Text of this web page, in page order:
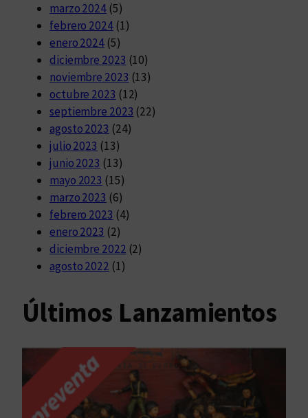
marzo 2024 (5)
febrero 2024(1)
enero 2024 (5)
diciembre 2023 (10)
noviembre 2023 (13)
octubre 2023 (12)
septiembre 2023 (22)
agosto 2023 (24)
julio 2023 (13)
junio 2023 (13)
mayo 2023 (15)
marzo 2023 (6)
febrero 2023 (4)
enero 2023 (2)
diciembre 2022 (2)
agosto 2022 (1)
Últimos Lanzamientos